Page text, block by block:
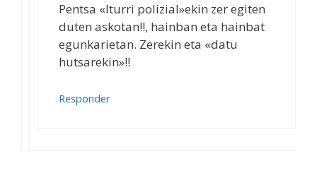
Pentsa «Iturri polizial»ekin zer egiten
duten askotan!!, hainban eta hainbat
egunkarietan. Zerekin eta «datu
hutsarekin»!!
Responder